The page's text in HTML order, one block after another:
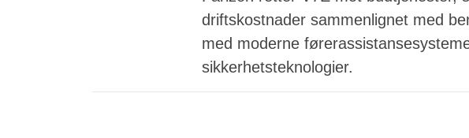
driftskostnader sammenlignet med
med moderne
sikkerhetsteknologier.